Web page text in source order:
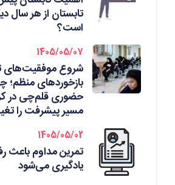
تابستان از هر سال
است؟
1405/05/07
شروع موفقیت‌های
بازخوردهای منظم؛ چرا
حضوری قلم‌چی در کرج
مسیر پیشرفت را تغییر
1405/05/02
تمرین مداوم باعث رفع
یادگیری می‌شود